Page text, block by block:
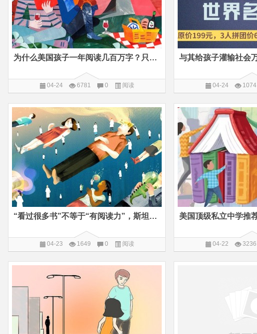
为什么美国孩子一年阅读几百万字？只因把仪式感发挥到淋漓尽致
04-24 6781 0 阅读 04-24 1074
“看过很多书”不等于“有阅读力”，斯坦福学霸的3个忠告
04-23 1649 0 阅读 04-22 3236